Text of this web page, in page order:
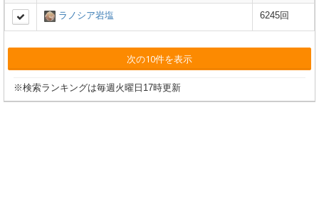
ラノシア岩塩 6245回
次の10件を表示
※検索ランキングは毎週火曜日17時更新